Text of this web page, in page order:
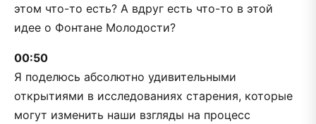
этом что-то есть? А вдруг есть что-то в этой
идее о Фонтане Молодости?
00:50
Я поделюсь абсолютно удивительными
открытиями в исследованиях старения, которые
могут изменить наши взгляды на процесс